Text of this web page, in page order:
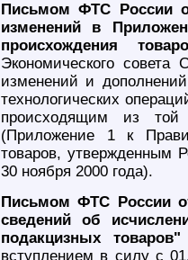
Письмом ФТС России
изменений в
происхождения
Экономического
изменений и
технологических
происходящим из
(Приложение 1 к
товаров, утвержденным
30 ноября 2000 года).
Письмом ФТС России
сведений об
подакцизных товаров"
вступлением в силу с